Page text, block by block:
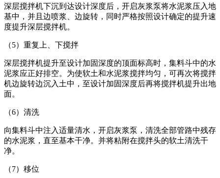
深层搅拌机下沉到达设计深度后，开启灰浆泵将水泥浆压入地
基中，并且边喷浆、边旋转，同时严格按照设计确定的提升速
度提升深层搅拌机。
（5）重复上、下搅拌
深层搅拌机提升至设计加固深度的顶面标高时，集料斗中的水
泥浆应正好排空。为使软土和水泥浆搅拌均匀，可再次将搅拌
机边旋转边沉入土中，至设计加固深度后再将搅拌机提升出地
面。
（6）清洗
向集料斗中注入适量清水，开启灰浆泵，清洗全部管路中残存
的水泥浆，直至基本干净。并将粘附在搅拌头的软土清洗干
净。
（7）移位